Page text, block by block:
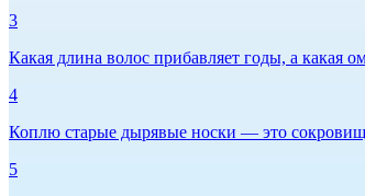
3
Какая длина волос прибавляет годы, а какая
4
Коплю старые дырявые носки — это
5